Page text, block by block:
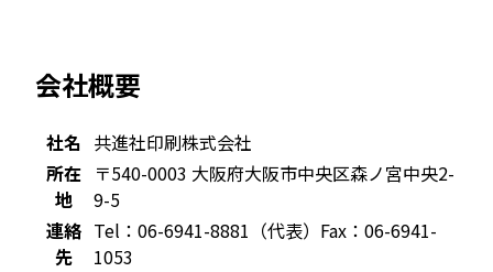
会社概要
社名 共進社印刷株式会社
所在
地
〒540-0003 大阪府大阪市中央区森ノ宮中央2-
9-5
連絡
先
Tel：06-6941-8881（代表） Fax：06-6941-
1053